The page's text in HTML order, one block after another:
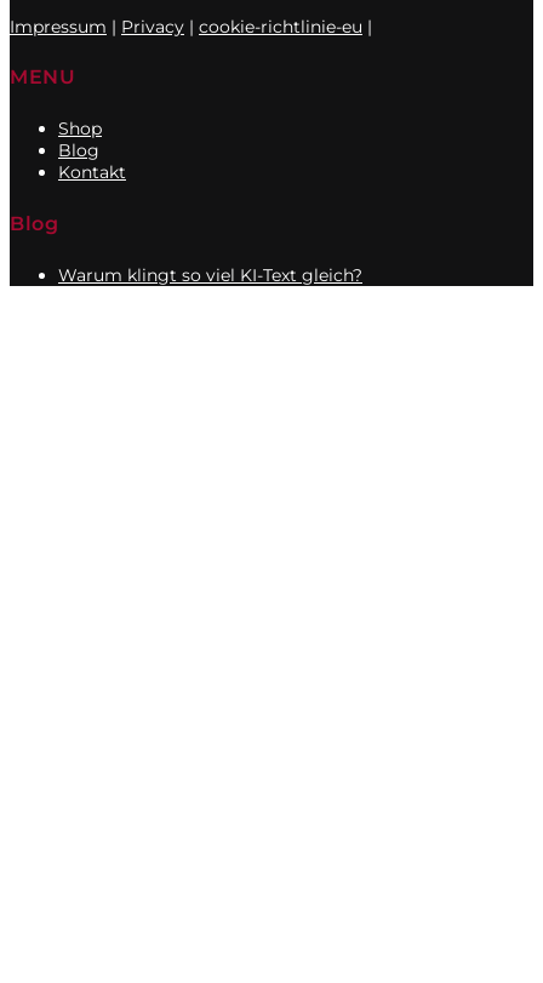
Impressum | Privacy | cookie-richtlinie-eu |
MENU
Shop
Blog
Kontakt
Blog
Warum klingt so viel KI-Text gleich?